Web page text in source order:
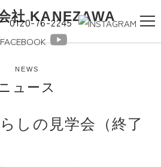
0120-76-2245
NEWS
ュース
しの見学会（終了